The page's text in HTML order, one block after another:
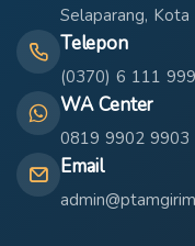
Selaparang,
Telepon
(0370) 6 111 999
WA Center
0819 9902 9903
Email